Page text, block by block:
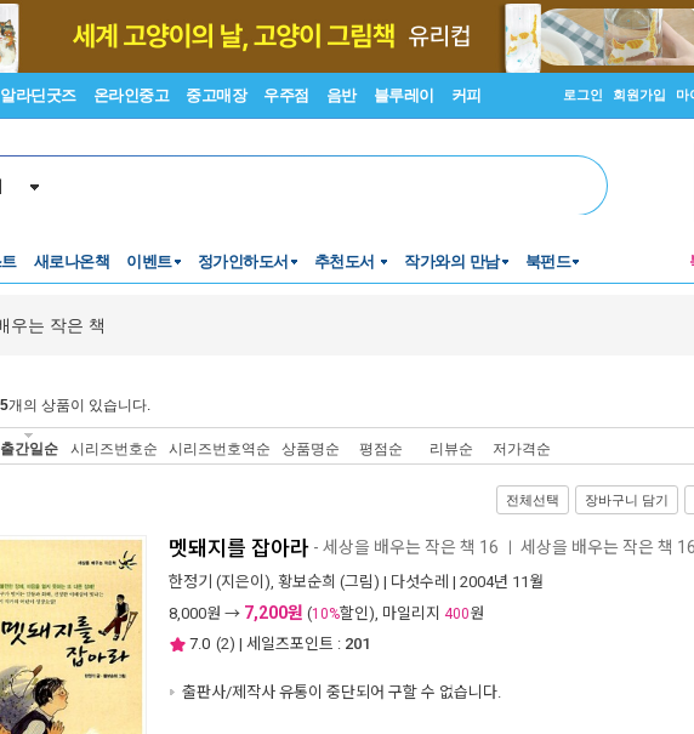
알라딘굿즈 온라인중고 중고매장 우주점 음반 블루레이 커피 로그인 회원가입 마
새로나온책 이벤트 정가인하도서 추천도서 작가와의 만남 북펀드
우는 작은 책
개의 상품이 있습니다.
출간일순 시리즈번호순 시리즈번호역순 상품명순 평점순 리뷰순 저가격순
전체선택 장바구니 담기
멧돼지를 잡아라 - 세상을 배우는 작은 책 16 세상을 배우는 작은 책 16
한정기 (지은이), 황보순희 (그림) | 다섯수레 | 2004년 11월
8,000원 → 7,200원 (10%할인), 마일리지 400원
7.0 (2) | 세일즈포인트 : 201
출판사/제작사 유통이 중단되어 구할 수 없습니다.